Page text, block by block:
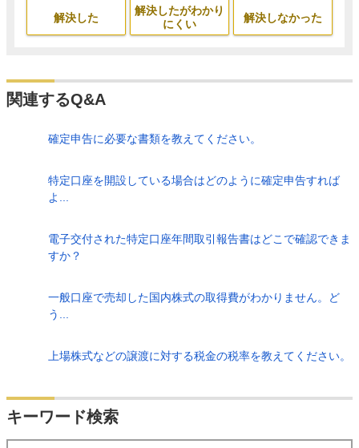
解決した
解決したがわかり
にくい
解決しなかった
関連するQ&A
確定申告に必要な書類を教えてください。
特定口座を開設している場合はどのように確定申告すれば
よ...
電子交付された特定口座年間取引報告書はどこで確認できま
すか？
一般口座で売却した国内株式の取得費がわかりません。ど
う...
上場株式などの譲渡に対する税金の税率を教えてください。
キーワード検索